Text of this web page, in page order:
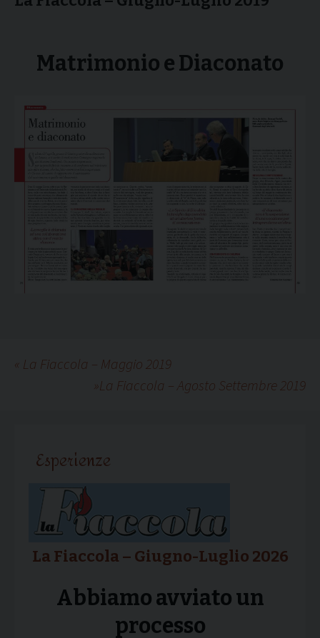
Matrimonio e Diaconato
« La Fiaccola – Maggio 2019
La Fiaccola – Agosto Settembre 2019
»
Esperienze
La Fiaccola – Giugno-Luglio 2026
Abbiamo avviato un
processo